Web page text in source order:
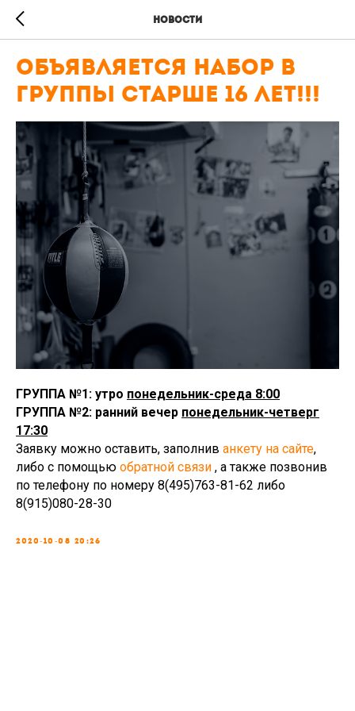
Новости
Объявляется набор в
группы старше 16 лет!!!
ГРУППА №1: утро понедельник-среда 8:00
ГРУППА №2: ранний вечер понедельник-четверг
17:30
Заявку можно оставить, заполнив анкету на сайте,
либо с помощью обратной связи , а также позвонив
по телефону по номеру 8(495)763-81-62 либо
8(915)080-28-30
2020-10-08 20:26